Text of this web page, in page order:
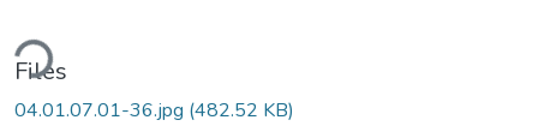
Files
04.01.07.01-36.jpg (482.52 KB)